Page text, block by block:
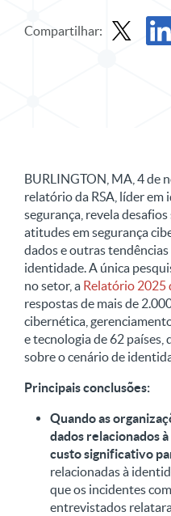
Compartilhar:
BURLINGTON, MA, 4 de
relatório da RSA, líder
segurança, revela
atitudes em segurança
dados e outras
identidade. A única
no setor, a Relatório 2025
respostas de mais de
cibernética,
e tecnologia de 62 países,
sobre o cenário de
Principais conclusões:
Quando as
dados relacionados
custo significativo
relacionadas à
que os incidentes
entrevistados